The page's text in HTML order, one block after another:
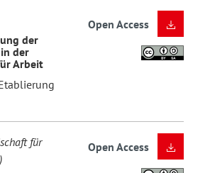
der
der
Arbeit
Open Access
für
Open Access